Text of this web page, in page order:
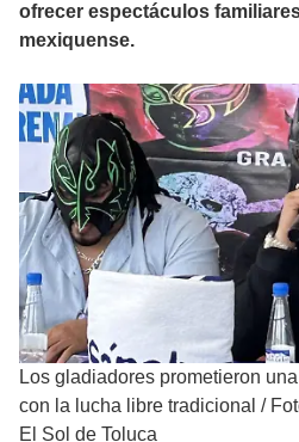
ofrecer espectáculos
mexiquense.
Los gladiadores prometieron
con la lucha libre tradicional /
El Sol de Toluca